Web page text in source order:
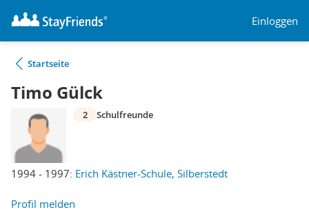
Einloggen
Startseite
Timo Gülck
1994 - 1997: Erich Kästner-Schule, Silberstedt
2 Schulfreunde
Profil melden